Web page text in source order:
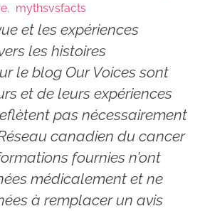
mythsvsfacts
et les expériences
les histoires
le blog Our Voices sont
et de leurs expériences
pas nécessairement
canadien du cancer
fournies n’ont
médicalement et ne
à remplacer un avis